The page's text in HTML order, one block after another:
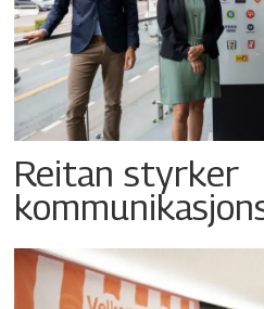
Reitan styrker